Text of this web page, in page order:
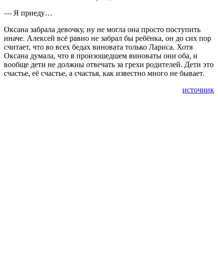
— Я приеду…
Оксана забрала девочку, ну не могла она просто поступить
иначе. Алексей всё равно не забрал бы ребёнка, он до сих пор
считает, что во всех бедах виновата только Лариса. Хотя
Оксана думала, что в произошедшем виноваты они оба, и
вообще дети не должны отвечать за грехи родителей. Дети это
счастье, её счастье, а счастья, как известно много не бывает.
источник